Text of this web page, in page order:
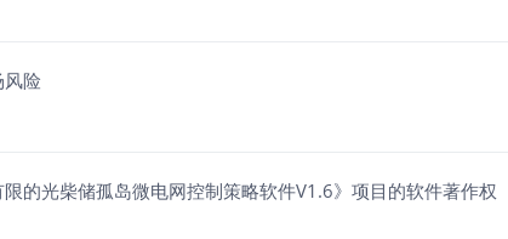
险
的光柴储孤岛微电网控制策略软件V1.6》项目的软件著作权